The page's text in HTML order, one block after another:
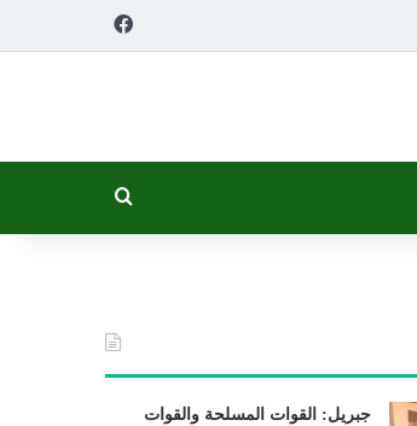
جبريل: القوات المسلحة والقوات